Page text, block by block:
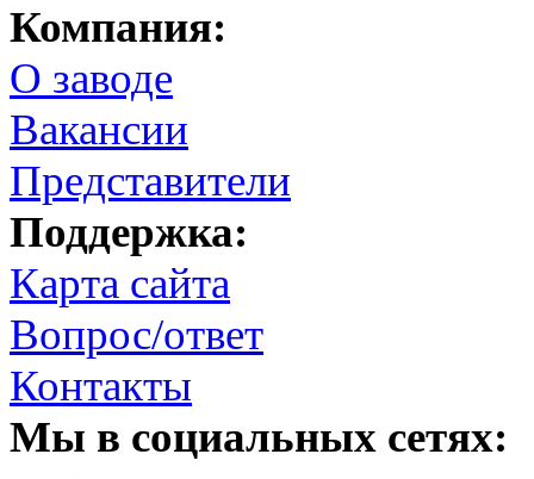
Компания:
О заводе
Вакансии
Представители
Поддержка:
Карта сайта
Вопрос/ответ
Контакты
Мы в социальных сетях: